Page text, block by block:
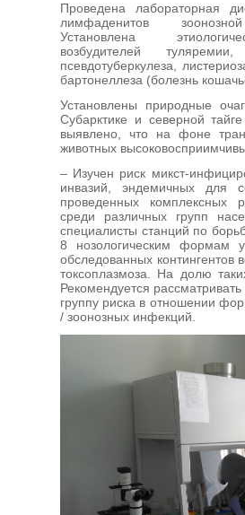
Проведена лабораторная
лимфаденитов
Установлена
возбудителей туляремии,
псевдотуберкулеза,
бартонеллеза (болезнь
Установлены природные
Субарктике и северной
выявлено, что на фоне
животных
– Изучен риск микст-
инвазий, эндемичных для
проведенных комплексных
среди различных групп
специалисты станций по
8 нозологическим формам
обследованных контингентов
токсоплазмоза. На долю
Рекомендуется
группу риска в отношении
/ зоонозных инфекций.